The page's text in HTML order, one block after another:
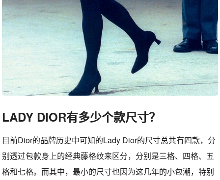
LADY DIOR有多少个款尺寸？
目前Dior的品牌历史中可知的Lady Dior的尺寸总共有四款，分
别透过包款身上的经典藤格纹来区分，分别是三格、四格、五
格和七格。而其中，最小的尺寸也因为这几年的小包潮，特别